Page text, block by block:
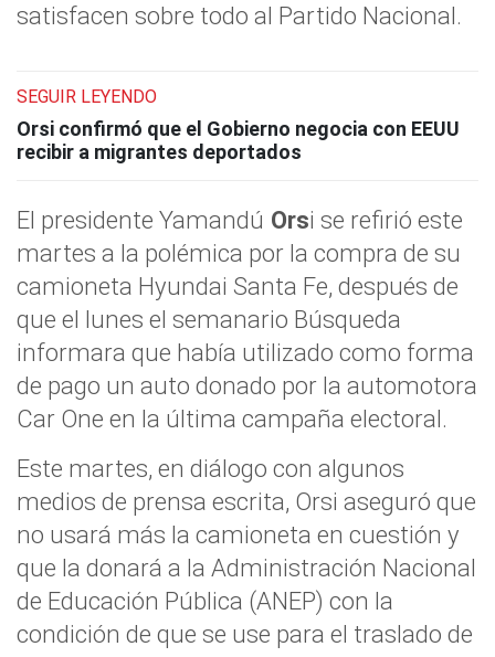
satisfacen sobre todo al Partido Nacional.
SEGUIR LEYENDO
Orsi confirmó que el Gobierno negocia con EEUU
recibir a migrantes deportados
El presidente Yamandú Orsi se refirió este
martes a la polémica por la compra de su
camioneta Hyundai Santa Fe, después de
que el lunes el semanario Búsqueda
informara que había utilizado como forma
de pago un auto donado por la automotora
Car One en la última campaña electoral.
Este martes, en diálogo con algunos
medios de prensa escrita, Orsi aseguró que
no usará más la camioneta en cuestión y
que la donará a la Administración Nacional
de Educación Pública (ANEP) con la
condición de que se use para el traslado de